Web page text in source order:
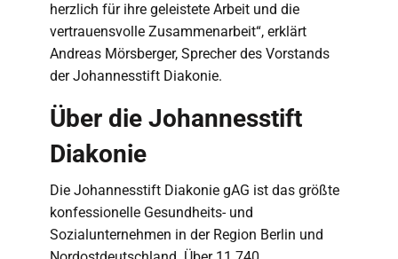
herzlich für ihre geleistete Arbeit und die
vertrauensvolle Zusammenarbeit“, erklärt
Andreas Mörsberger, Sprecher des Vorstands
der Johannesstift Diakonie.
Über die Johannesstift
Diakonie
Die Johannesstift Diakonie gAG ist das größte
konfessionelle Gesundheits- und
Sozialunternehmen in der Region Berlin und